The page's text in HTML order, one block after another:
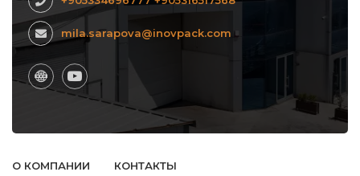
mila.sarapova@inovpack.com
О КОМПАНИИ КОНТАКТЫ